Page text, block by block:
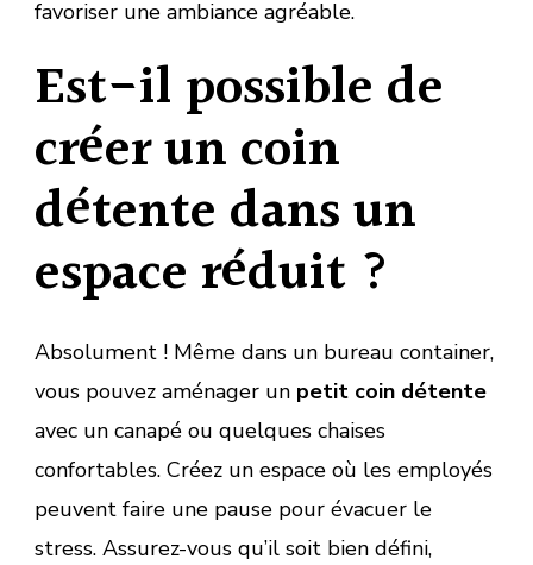
favoriser une ambiance agréable.
Est-il possible de
créer un coin
détente dans un
espace réduit ?
Absolument ! Même dans un bureau container,
vous pouvez aménager un petit coin détente
avec un canapé ou quelques chaises
confortables. Créez un espace où les employés
peuvent faire une pause pour évacuer le
stress. Assurez-vous qu’il soit bien défini,